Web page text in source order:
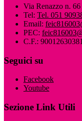
Via Renazzo n.
Tel: Tel. 051
Email:
PEC:
C.F.: 90012630381
Seguici su
Facebook
Youtube
Sezione Link Utili